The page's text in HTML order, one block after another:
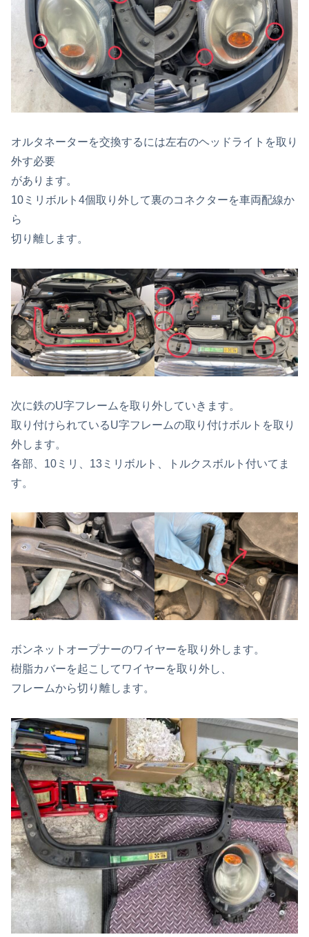
オルタネーターを交換するには左右のヘッドライトを取り
外す必要
があります。
10ミリボルト4個取り外して裏のコネクターを車両配線か
ら
切り離します。
次に鉄のU字フレームを取り外していきます。
取り付けられているU字フレームの取り付けボルトを取り
外します。
各部、10ミリ、13ミリボルト、トルクスボルト付いてま
す。
ボンネットオープナーのワイヤーを取り外します。
樹脂カバーを起こしてワイヤーを取り外し、
フレームから切り離します。